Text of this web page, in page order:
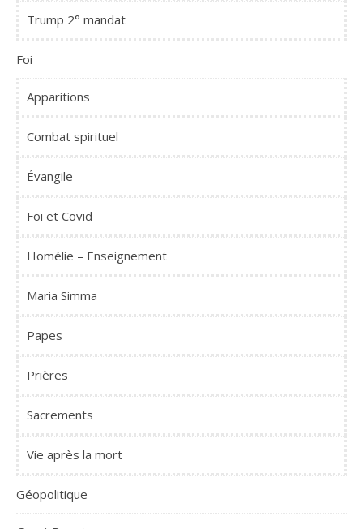
Trump 2° mandat
Foi
Apparitions
Combat spirituel
Évangile
Foi et Covid
Homélie – Enseignement
Maria Simma
Papes
Prières
Sacrements
Vie après la mort
Géopolitique